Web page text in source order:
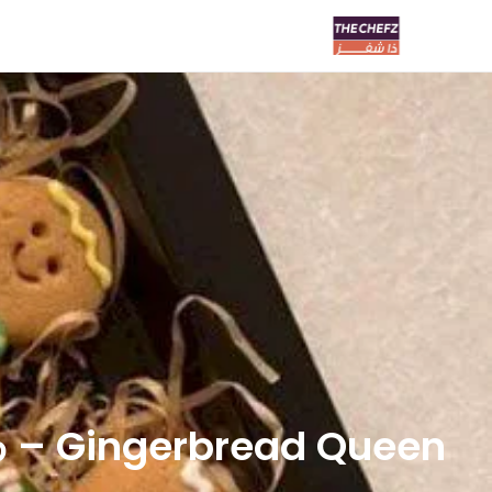
Gingerbread Queen – ملكة الجنجربريد